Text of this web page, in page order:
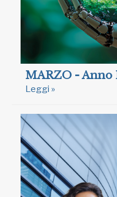
MARZO -
Leggi »